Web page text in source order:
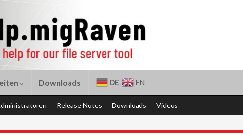
Downloads DE EN
Release Notes Downloads Videos